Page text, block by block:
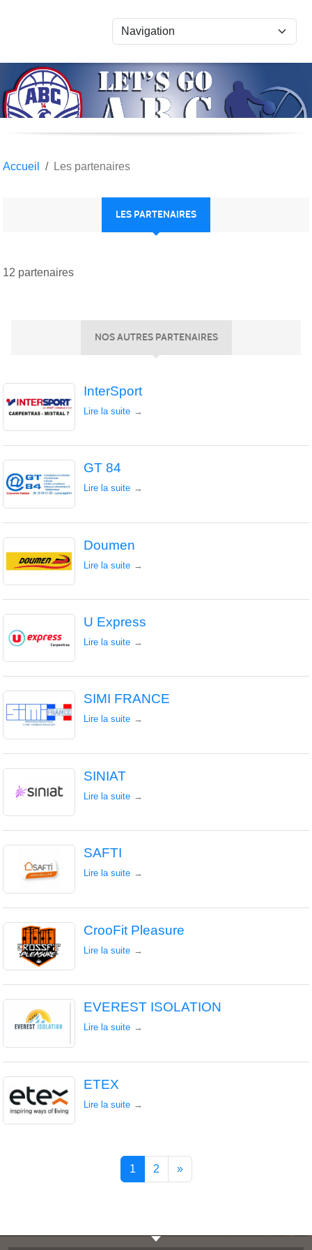
Accueil Les partenaires
LES PARTENAIRES
12 partenaires
NOS AUTRES PARTENAIRES
InterSport
Lire la suite
GT 84
Lire la suite
Doumen
Lire la suite
U Express
Lire la suite
SIMI FRANCE
Lire la suite
SINIAT
Lire la suite
SAFTI
Lire la suite
CrooFit Pleasure
Lire la suite
EVEREST ISOLATION
Lire la suite
ETEX
Lire la suite
1 2 »